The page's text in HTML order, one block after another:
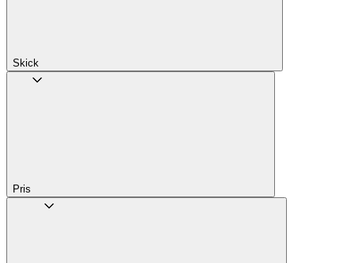
Skick
Pris